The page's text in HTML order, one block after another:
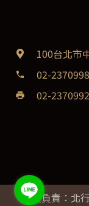
100台北市
phone 02-
print 02-
營運負責：北